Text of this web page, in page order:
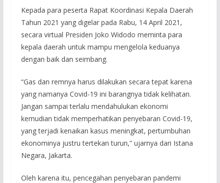
Kepada para peserta Rapat Koordinasi Kepala Daerah
Tahun 2021 yang digelar pada Rabu, 14 April 2021,
secara virtual Presiden Joko Widodo meminta para
kepala daerah untuk mampu mengelola keduanya
dengan baik dan seimbang.
“Gas dan remnya harus dilakukan secara tepat karena
yang namanya Covid-19 ini barangnya tidak kelihatan.
Jangan sampai terlalu mendahulukan ekonomi
kemudian tidak memperhatikan penyebaran Covid-19,
yang terjadi kenaikan kasus meningkat, pertumbuhan
ekonominya justru tertekan turun,” ujarnya dari Istana
Negara, Jakarta.
Oleh karena itu, pencegahan penyebaran pandemi